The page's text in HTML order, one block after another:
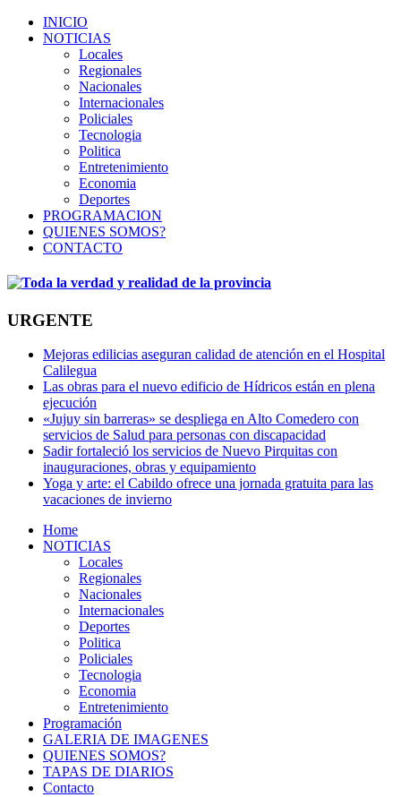
INICIO
NOTICIAS
Locales
Regionales
Nacionales
Internacionales
Policiales
Tecnologia
Politica
Entretenimiento
Economia
Deportes
PROGRAMACION
QUIENES SOMOS?
CONTACTO
URGENTE
Mejoras edilicias aseguran calidad de atención en el Hospital
Calilegua
Las obras para el nuevo edificio de Hídricos están en plena
ejecución
«Jujuy sin barreras» se despliega en Alto Comedero con
servicios de Salud para personas con discapacidad
Sadir fortaleció los servicios de Nuevo Pirquitas con
inauguraciones, obras y equipamiento
Yoga y arte: el Cabildo ofrece una jornada gratuita para las
vacaciones de invierno
Home
NOTICIAS
Locales
Regionales
Nacionales
Internacionales
Deportes
Politica
Policiales
Tecnologia
Economia
Entretenimiento
Programación
GALERIA DE IMAGENES
QUIENES SOMOS?
TAPAS DE DIARIOS
Contacto